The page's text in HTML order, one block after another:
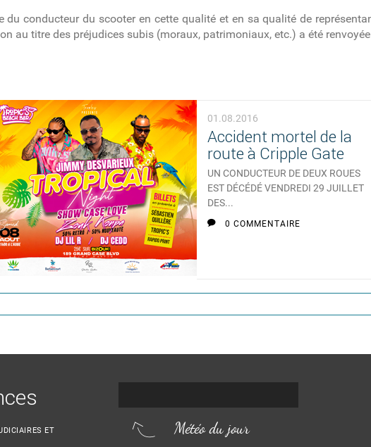
conducteur du scooter en cette qualité et en sa qualité de
au titre des préjudices subis (moraux, patrimoniaux, etc.) a été
01.08.2016
Accident mortel de la
route à Cripple Gate
UN CONDUCTEUR DE DEUX ROUES
EST DÉCÉDÉ VENDREDI 29 JUILLET
DES...
0 COMMENTAIRE
ET
Météo du jour